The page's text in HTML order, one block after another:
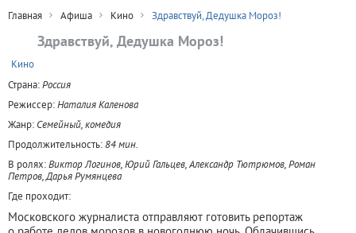
Главная Афиша Кино Здравствуй, Дедушка Мороз!
Здравствуй, Дедушка Мороз!
Кино
Страна:Россия
Режиссер:Наталия Каленова
Жанр: Семейный, комедия
Продолжительность:84 мин.
В ролях:Виктор Логинов, Юрий Гальцев, Александр Тютрюмов, Роман
Петров, Дарья Румянцева
Где проходит:
Московского журналиста отправляют готовить репортаж